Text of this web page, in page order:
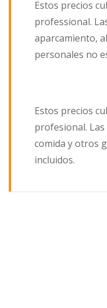
Estos precios
professional.
aparcamiento,
personales no
Estos precios
profesional.
comida y otros
incluidos.